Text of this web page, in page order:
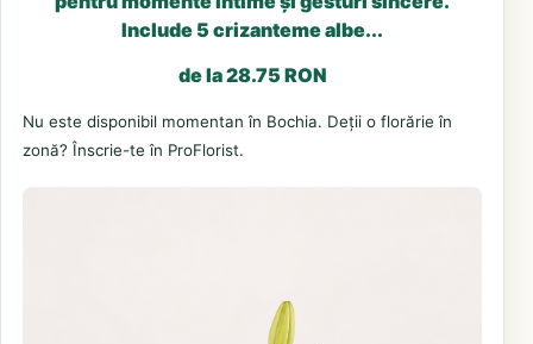
Include 5 crizanteme albe...
de la 28.75 RON
Nu este disponibil momentan în Bochia. Deții o florărie în
zonă? Înscrie-te în ProFlorist.